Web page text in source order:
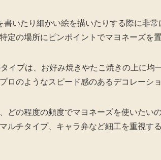
書いたり細かい絵を描いたりする際に非
定の場所にピンポイントでマヨネーズを
イプは、お好み焼きやたこ焼きの上に均
ロのようなスピード感のあるデコレーシ
どの程度の頻度でマヨネーズを使いたい
ルチタイプ、キャラ弁など細工を重視す